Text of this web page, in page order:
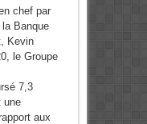
chef par
Banque
Kevin
le Groupe
7,3
une
aux